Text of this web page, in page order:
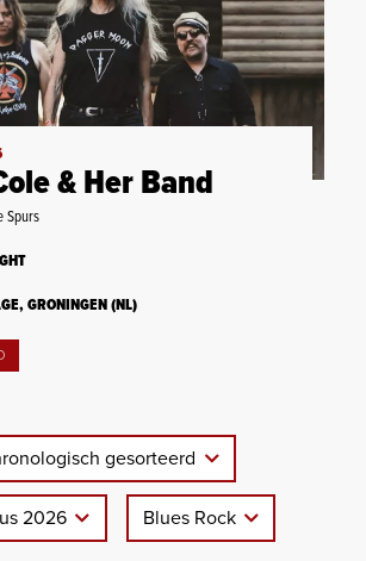
& Her Band
Spurs
GRONINGEN (NL)
gesorteerd
2026 Blues Rock